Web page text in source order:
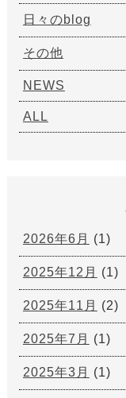
日々のblog
その他
NEWS
ALL
2026年6月 (1)
2025年12月 (1)
2025年11月 (2)
2025年7月 (1)
2025年3月 (1)